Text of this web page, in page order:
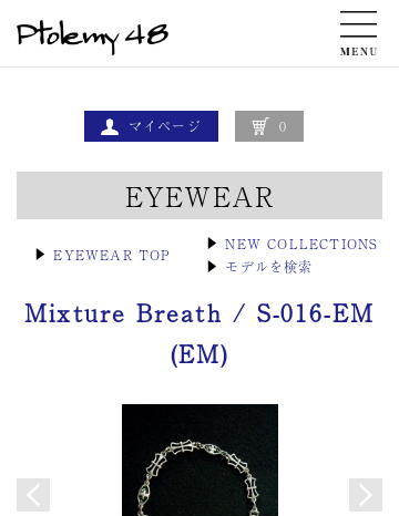
マイページ 0
EYEWEAR
▶ EYEWEAR TOP
▶ NEW COLLECTIONS
▶ モデルを検索
Mixture Breath / S-016-EM
(EM)